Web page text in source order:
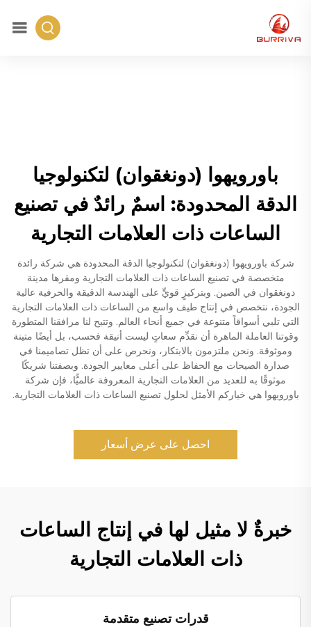
باورويهوا (دونغقوان) لتكنولوجيا
الدقة المحدودة: اسمٌ رائدٌ في تصنيع
الساعات ذات العلامات التجارية
شركة باورويهوا (دونغقوان) لتكنولوجيا الدقة المحدودة هي شركة رائدة
متخصصة في تصنيع الساعات ذات العلامات التجارية ومقرها مدينة
دونغقوان في الصين. وبتركيزٍ قويٍّ على الهندسة الدقيقة والحرفية عالية
الجودة، نتخصص في إنتاج طيف واسع من الساعات ذات العلامات التجارية
التي تلبي أسواقاً متنوعة في جميع أنحاء العالم. وتتيح لنا مرافقنا المتطورة
وقوتنا العاملة الماهرة أن نقدِّم سعاتٍ ليست أنيقة فحسب، بل أيضًا متينة
وموثوقة. ونحن ملتزمون بالابتكار، ونحرص على أن تظل تصاميمنا في
صدارة الصيحات مع الحفاظ على أعلى معايير الجودة. وبصفتنا شريكًا
موثوقًا به للعديد من العلامات التجارية المعروفة عالميًّا، فإن شركة
باورويهوا هي خياركم الأمثل لحلول تصنيع الساعات ذات العلامات التجارية.
احصل على عرض أسعار
خبرةٌ لا مثيل لها في إنتاج الساعات
ذات العلامات التجارية
قدرات تصنيع متقدمة